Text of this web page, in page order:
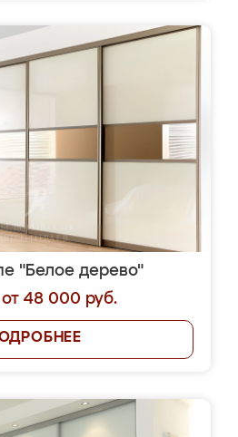
"Белое дерево"
48 000 руб.